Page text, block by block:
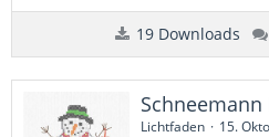
19 Downloads
Schneemann
Lichtfaden 15.